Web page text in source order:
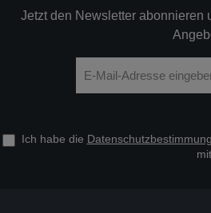
Jetzt den Newsletter abonnieren
Mail-
Adresse
Ich habe die